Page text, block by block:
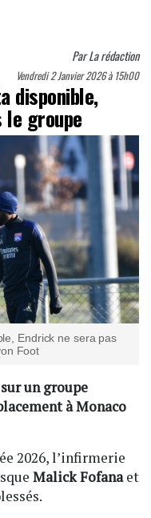
ParLa rédaction
Vendredi 2 Janvier 2026 à 15h00
disponible,
le groupe
Endrick ne sera pas
Foot
un groupe
à Monaco
2026, l’infirmerie
Malick Fofanaet